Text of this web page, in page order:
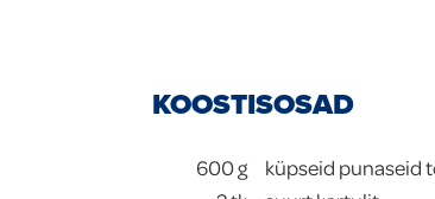
KOOSTISOSAD
600g
küpseid punaseid